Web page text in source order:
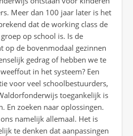
Meer dan 100 jaar later is het
dat de working class de
op school is. Is de
op de bovenmodaal gezinnen
gedrag of hebben we te
in het systeem? Een
voor veel schoolbestuurders,
toegankelijk is
En zoeken naar oplossingen.
namelijk allemaal. Het is
te denken dat aanpassingen